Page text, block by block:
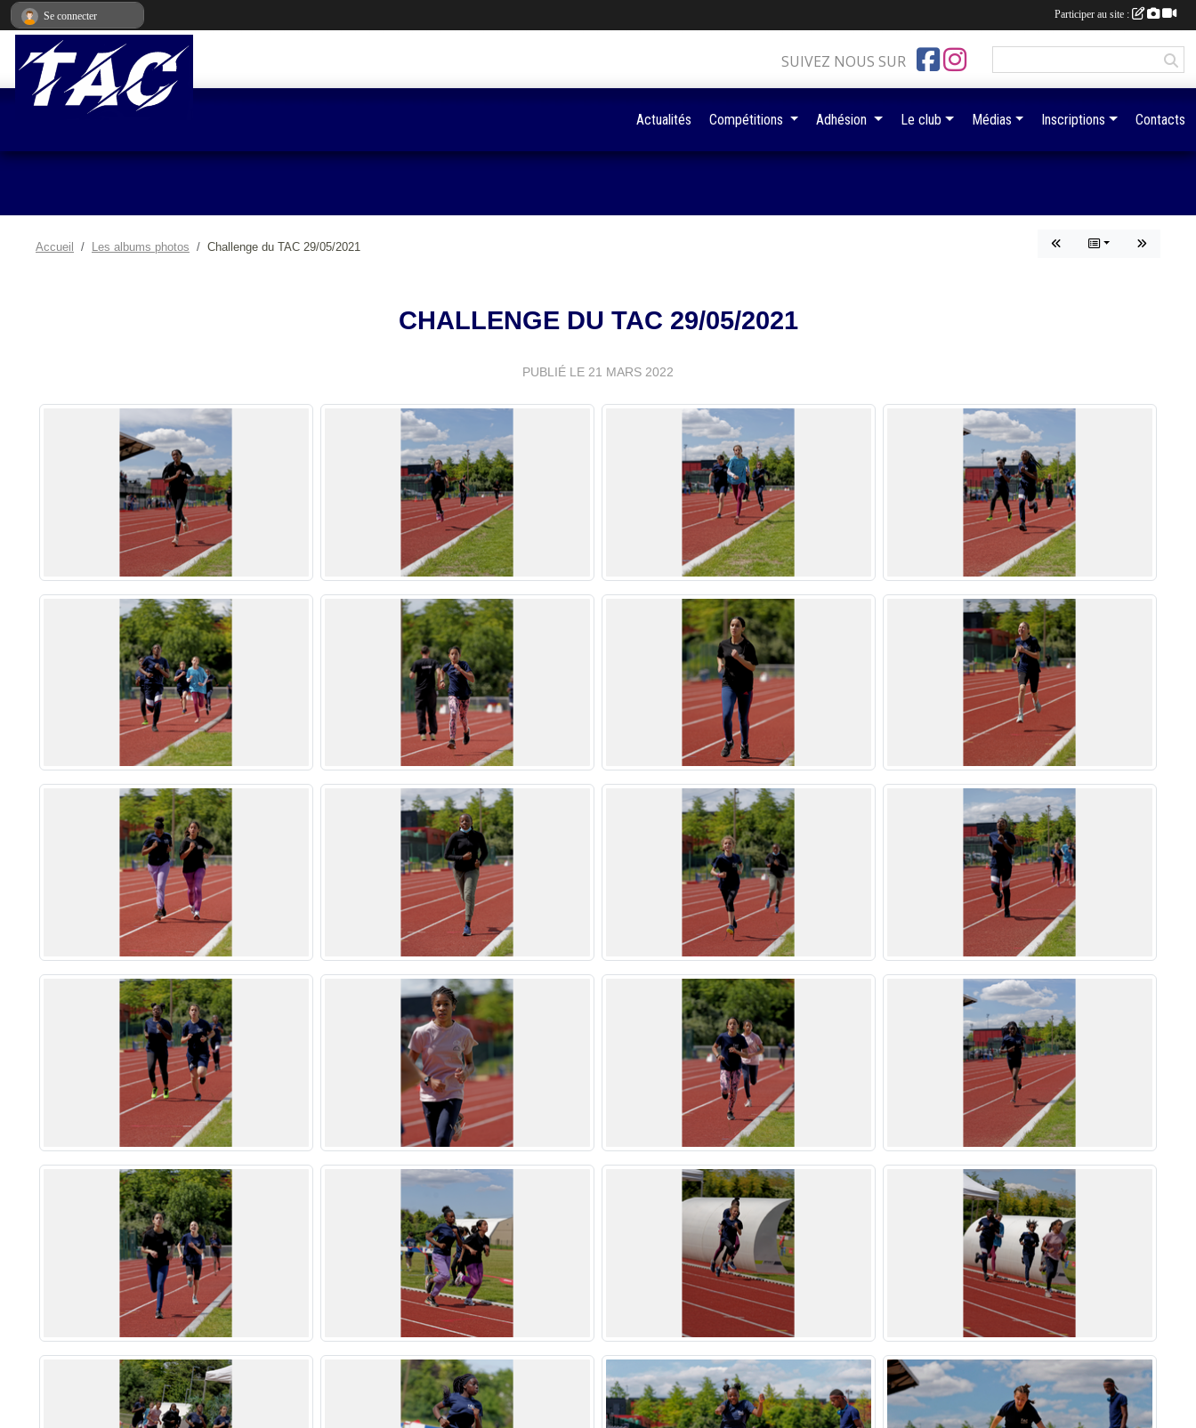
Accueil Les albums photos Challenge du TAC 29/05/2021
CHALLENGE DU TAC 29/05/2021
PUBLIÉ LE 21 MARS 2022
SUIVEZ NOUS SUR
Actualités Compétitions Adhésion Le club Médias Inscriptions Contacts
Se connecter Participer au site :
Panneau de gestion des cookies